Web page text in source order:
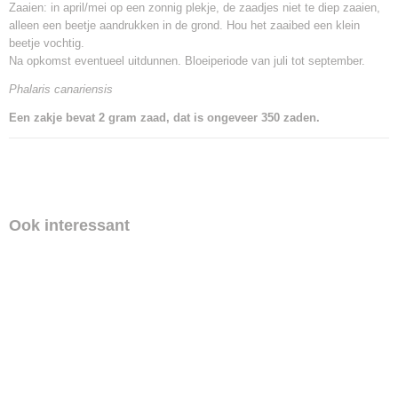
Zaaien: in april/mei op een zonnig plekje, de zaadjes niet te diep zaaien,
alleen een beetje aandrukken in de grond. Hou het zaaibed een klein
beetje vochtig.
Na opkomst eventueel uitdunnen. Bloeiperiode van juli tot september.
Phalaris canariensis
Een zakje bevat 2 gram zaad, dat is ongeveer 350 zaden.
Ook interessant